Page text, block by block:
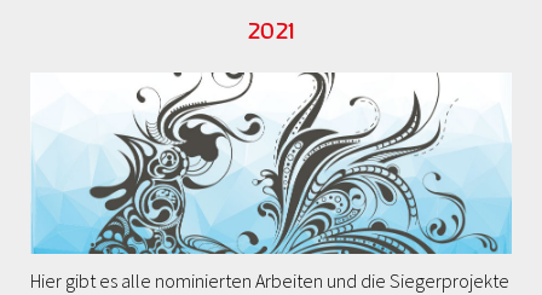
2021
Hier gibt es alle nominierten Arbeiten und die Siegerprojekte